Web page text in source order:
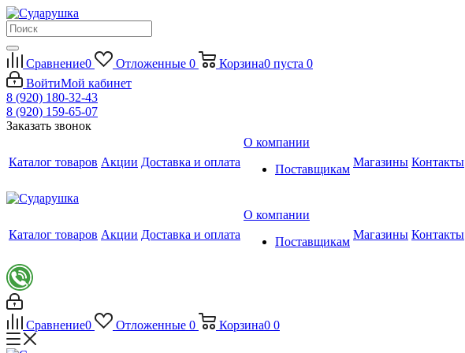
Сравнение0 Отложенные 0 Корзина0 пуста 0
ВойтиМой кабинет
8 (920) 180-32-43
8 (920) 159-65-07
Заказать звонок
Каталог товаров Акции Доставка и оплата
О компании
Поставщикам
Магазины Контакты
Каталог товаров Акции Доставка и оплата
О компании
Поставщикам
Магазины Контакты
Сравнение0 Отложенные 0 Корзина0 0